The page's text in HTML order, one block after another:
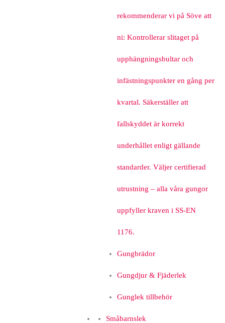
rekommenderar vi på Söve att
ni: Kontrollerar slitaget på
upphängningsbultar och
infästningspunkter en gång per
kvartal. Säkerställer att
fallskyddet är korrekt
underhållet enligt gällande
standarder. Väljer certifierad
utrustning – alla våra gungor
uppfyller kraven i SS-EN
1176.
Gungbrädor
Gungdjur & Fjäderlek
Gunglek tillbehör
Småbarnslek